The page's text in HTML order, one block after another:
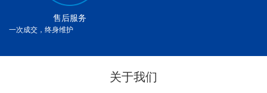
售后服务
一次成交，终身维护
关于我们